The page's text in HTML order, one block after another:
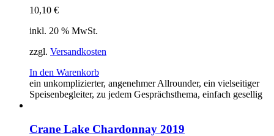
10,10 €
inkl. 20 % MwSt.
zzgl. Versandkosten
In den Warenkorb
ein unkomplizierter, angenehmer Allrounder, ein vielseitiger
Speisenbegleiter, zu jedem Gesprächsthema, einfach gesellig
Crane Lake Chardonnay 2019